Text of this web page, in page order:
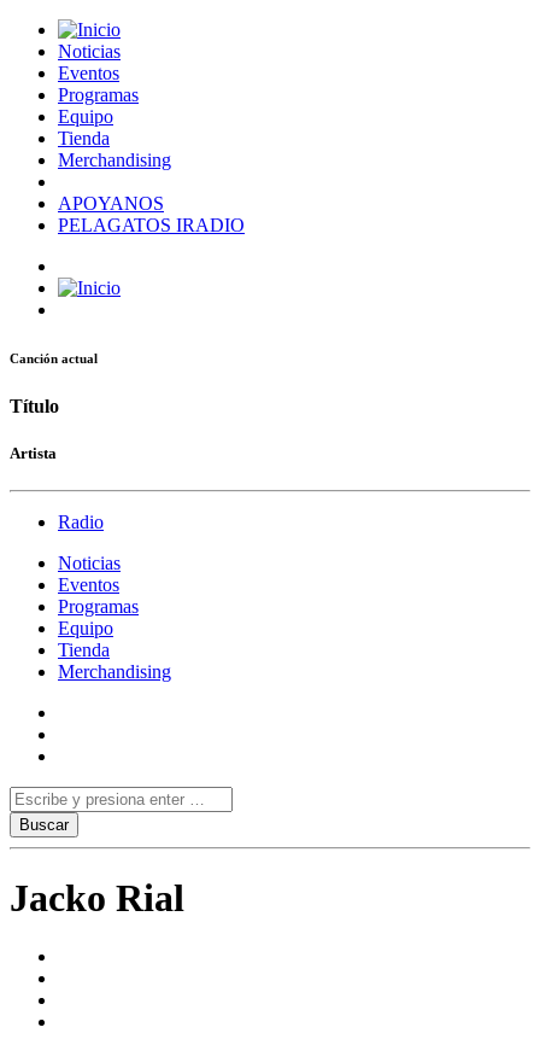
Noticias
Eventos
Programas
Equipo
Tienda
Merchandising
APOYANOS
PELAGATOS IRADIO
Canción actual
Título
Artista
Radio
Noticias
Eventos
Programas
Equipo
Tienda
Merchandising
Jacko Rial